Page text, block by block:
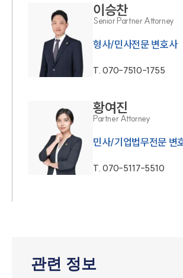
이승찬
Senior Partner Attorney
형사/민사전문 변호사
T.070-7510-1755
황여진
Partner Attorney
민사/기업법무전문 변
T.070-5117-5510
관련 정보